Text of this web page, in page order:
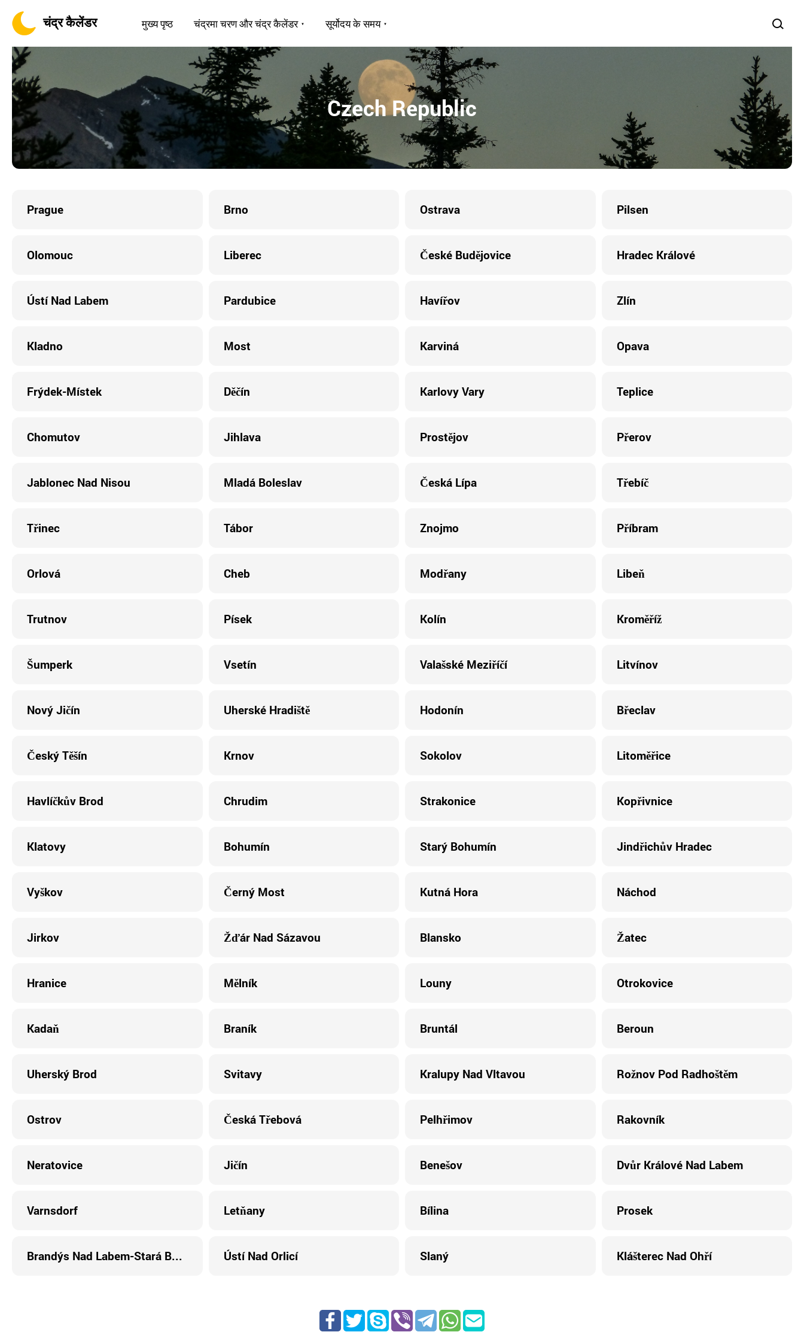
चंद्र कैलेंडर मुख्य पृष्ठ चंद्रमा चरण और चंद्र कैलेंडर सूर्योदय के समय
Czech Republic
Prague Brno Ostrava Pilsen
Olomouc Liberec České Budějovice Hradec Králové
Ústí Nad Labem Pardubice Havířov Zlín
Kladno Most Karviná Opava
Frýdek-Místek Děčín Karlovy Vary Teplice
Chomutov Jihlava Prostějov Přerov
Jablonec Nad Nisou Mladá Boleslav Česká Lípa Třebíč
Třinec Tábor Znojmo Příbram
Orlová Cheb Modřany Libeň
Trutnov Písek Kolín Kroměříž
Šumperk Vsetín Valašské Meziříčí Litvínov
Nový Jičín Uherské Hradiště Hodonín Břeclav
Český Těšín Krnov Sokolov Litoměřice
Havlíčkův Brod Chrudim Strakonice Kopřivnice
Klatovy Bohumín Starý Bohumín Jindřichův Hradec
Vyškov Černý Most Kutná Hora Náchod
Jirkov Žďár Nad Sázavou Blansko Žatec
Hranice Mělník Louny Otrokovice
Kadaň Braník Bruntál Beroun
Uherský Brod Svitavy Kralupy Nad Vltavou Rožnov Pod Radhoštěm
Ostrov Česká Třebová Pelhřimov Rakovník
Neratovice Jičín Benešov Dvůr Králové Nad Labem
Varnsdorf Letňany Bílina Prosek
Brandýs Nad Labem-Stará Boleslav Ústí Nad Orlicí Slaný Klášterec Nad Ohří